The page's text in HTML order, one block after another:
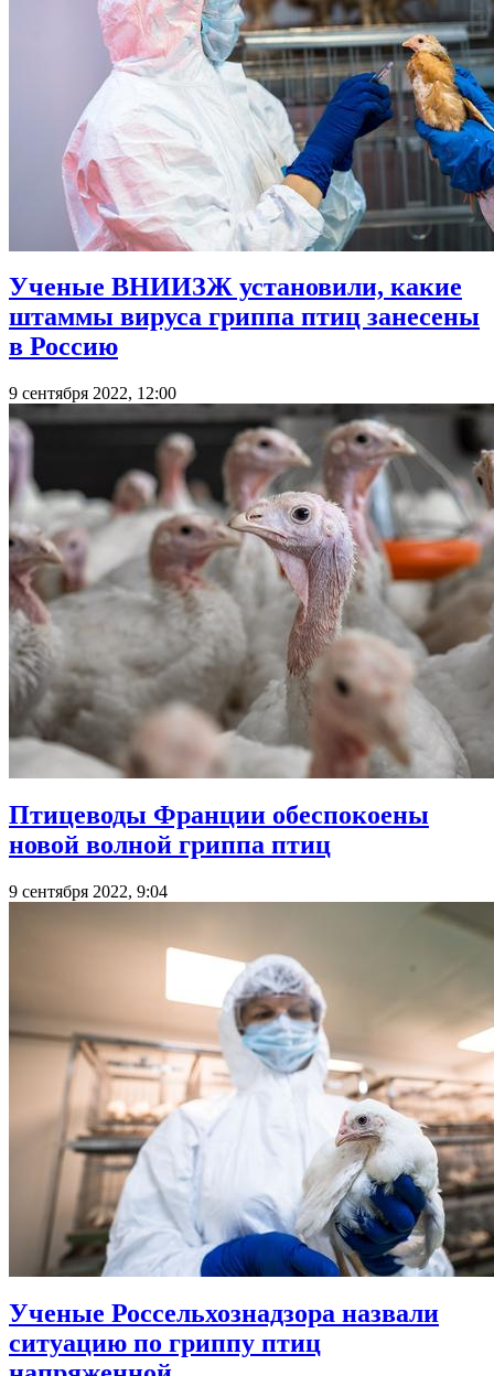
Ученые ВНИИЗЖ установили, какие
штаммы вируса гриппа птиц занесены
в Россию
9 сентября 2022, 12:00
Птицеводы Франции обеспокоены
новой волной гриппа птиц
9 сентября 2022, 9:04
Ученые Россельхознадзора назвали
ситуацию по гриппу птиц